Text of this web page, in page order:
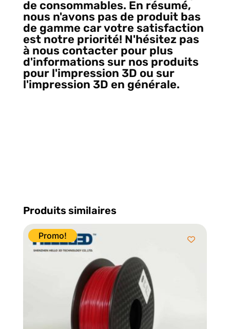
de consommables. En résumé,
nous n'avons pas de produit bas
de gamme car votre satisfaction
est notre priorité! N'hésitez pas
à nous contacter pour plus
d'informations sur nos produits
pour l'impression 3D ou sur
l'impression 3D en générale.
oui, nous remplaçons
Produits similaires
Promo!